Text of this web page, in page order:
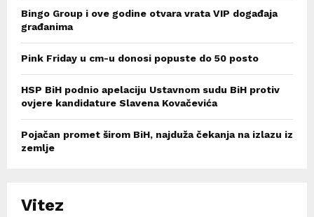
Bingo Group i ove godine otvara vrata VIP događaja
građanima
Pink Friday u cm-u donosi popuste do 50 posto
HSP BiH podnio apelaciju Ustavnom sudu BiH protiv
ovjere kandidature Slavena Kovačevića
Pojačan promet širom BiH, najduža čekanja na izlazu iz
zemlje
Vitez